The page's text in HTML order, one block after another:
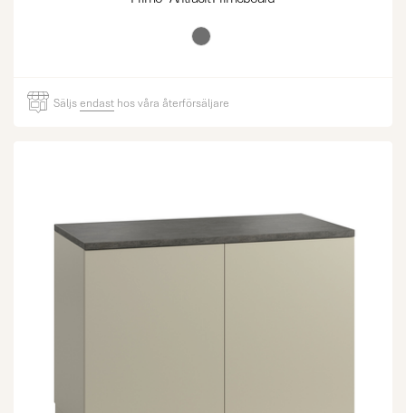
Säljsendast hos våra återförsäljare